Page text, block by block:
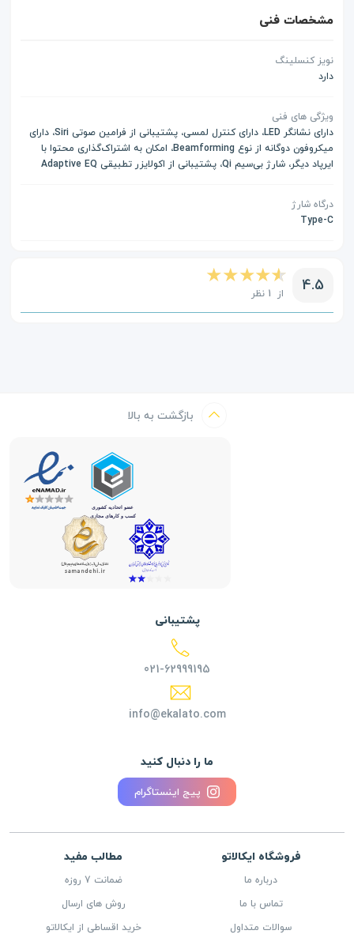
مشخصات فنی
نویز کنسلینگ
دارد
ویژگی های فنی
دارای نشانگر LED، دارای کنترل لمسی، پشتیبانی از فرامین صوتی Siri، دارای
میکروفون‌ دوگانه از نوع Beamforming، امکان به اشتراک‌گذاری محتوا با
ایرپاد دیگر، شارژ بی‌سیم Qi، پشتیبانی از اکولایزر تطبیقی Adaptive EQ
درگاه شارژ
Type-C
4.5 از 1 نظر
بازگشت به بالا
ما را دنبال کنید
پیج اینستاگرام
پشتیبانی
021-62999195
info@ekalato.com
مطالب مفید
ضمانت 7 روزه
روش های ارسال
خرید اقساطی از ایکالاتو
فروشگاه ایکالاتو
درباره ما
تماس با ما
سوالات متداول